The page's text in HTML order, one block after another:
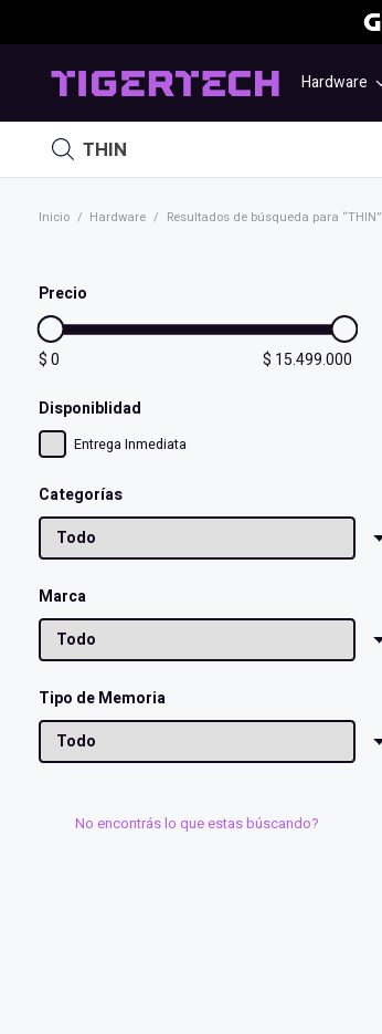
Hardware
Búsqueda
de
productos
Inicio / Hardware / Resultados de búsqueda para “THIN”
Precio
$0 $ 15.499.000
Disponiblidad
Entrega Inmediata
Categorías
Marca
Tipo de Memoria
No encontrás lo que estas búscando?